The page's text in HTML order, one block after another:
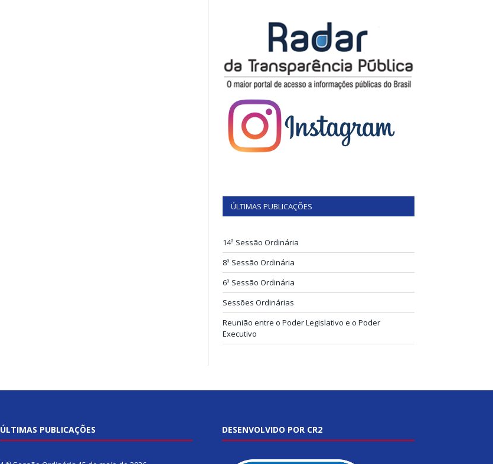
ÚLTIMAS PUBLICAÇÕES
14ª Sessão Ordinária
8ª Sessão Ordinária
6ª Sessão Ordinária
Sessões Ordinárias
Reunião entre o Poder Legislativo e o Poder
Executivo
ÚLTIMAS PUBLICAÇÕES DESENVOLVIDO POR CR2